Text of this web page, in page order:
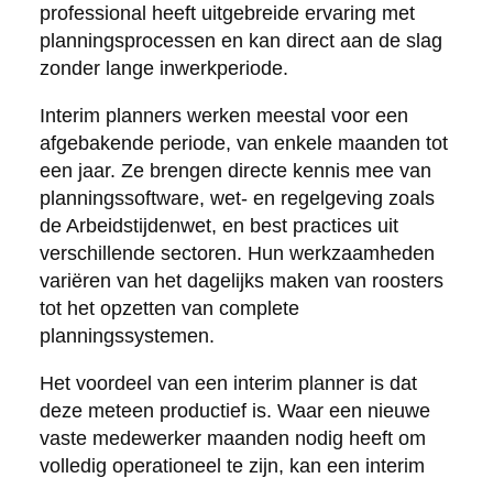
professional heeft uitgebreide ervaring met
planningsprocessen en kan direct aan de slag
zonder lange inwerkperiode.
Interim planners werken meestal voor een
afgebakende periode, van enkele maanden tot
een jaar. Ze brengen directe kennis mee van
planningssoftware, wet- en regelgeving zoals
de Arbeidstijdenwet, en best practices uit
verschillende sectoren. Hun werkzaamheden
variëren van het dagelijks maken van roosters
tot het opzetten van complete
planningssystemen.
Het voordeel van een interim planner is dat
deze meteen productief is. Waar een nieuwe
vaste medewerker maanden nodig heeft om
volledig operationeel te zijn, kan een interim